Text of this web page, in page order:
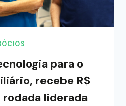
para o
recebe R$
liderada